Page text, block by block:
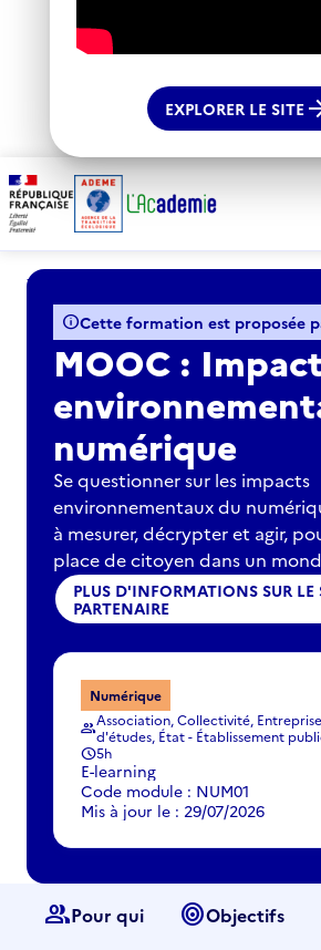
EXPLORER LE SITE
Voir le fil d'Ariane
infoCette formation est proposée
MOOC :
numérique
Se questionner sur les impacts
environnementaux du
à mesurer, décrypter et agir,
place de citoyen dans un
PLUS D'INFORMATIONS SUR LE
PARTENAIRE
Numérique
groupAssociation, Collectivité,
d'études, État - Établissement
schedule5h
E-learning
Code module : NUM01
Mis à jour le : 29/07/2026
groupPour qui targetObjectifs